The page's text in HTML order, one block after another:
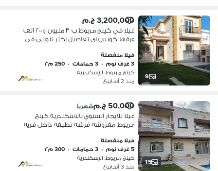
9
3,200,000 ج.م
فيلا في كينج مريوط ب ٣ مليون و٢٠٠ الف
ورقها كويس اي تفاصيل اكتر تنورني في
مطعم لخرص علطول.
فيلا منفصلة
3 غرف نوم
• 3 حمامات • 250 م٢
كينج مريوط، الإسكندرية
منذ 2 أسابيع
15
50,000 ج.م شهرياً
فيلا للايجار السنوي بالاسكندريه كينج
مريوط مفروشه فرشه نظيفه داخل قريه
من خلال المكتب او الفون مقر المكتب
كينج ماريوت بعد مطعم نخلص مباشره
فيلا منفصلة
5 غرف نوم
• 3 حمامات • 300 م٢
كينج مريوط، الإسكندرية
منذ 3 أسابيع